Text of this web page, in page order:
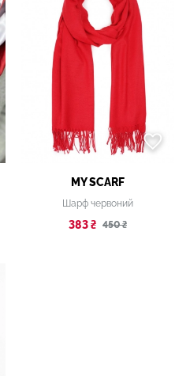
MY SCARF
Шарф червоний
383 ₴ 450 ₴